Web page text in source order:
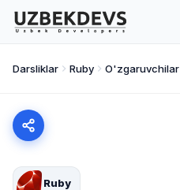
Darsliklar Ruby O'zgaruvchilar
Ruby